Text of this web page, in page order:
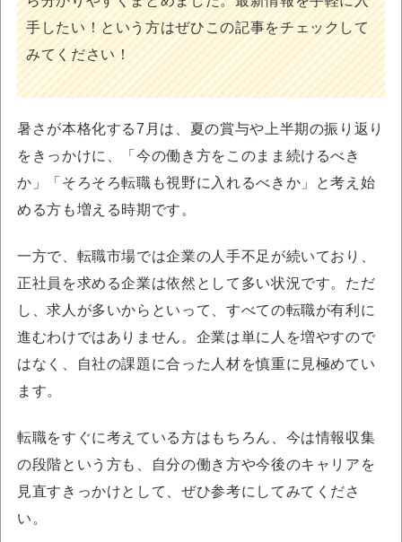
手したい！という方はぜひこの記事をチェックして
みてください！
暑さが本格化する7月は、夏の賞与や上半期の振り返り
をきっかけに、「今の働き方をこのまま続けるべき
か」「そろそろ転職も視野に入れるべきか」と考え始
める方も増える時期です。
一方で、転職市場では企業の人手不足が続いており、
正社員を求める企業は依然として多い状況です。ただ
し、求人が多いからといって、すべての転職が有利に
進むわけではありません。企業は単に人を増やすので
はなく、自社の課題に合った人材を慎重に見極めてい
ます。
転職をすぐに考えている方はもちろん、今は情報収集
の段階という方も、自分の働き方や今後のキャリアを
見直すきっかけとして、ぜひ参考にしてみてくださ
い。